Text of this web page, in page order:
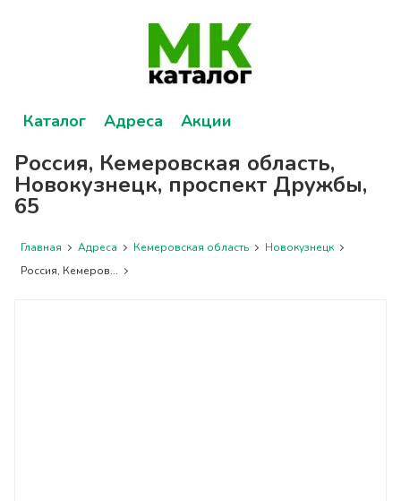
Каталог Адреса Акции
Россия, Кемеровская область,
Новокузнецк, проспект Дружбы,
65
Главная Адреса Кемеровская область
Новокузнецк
Россия, Кемеров...